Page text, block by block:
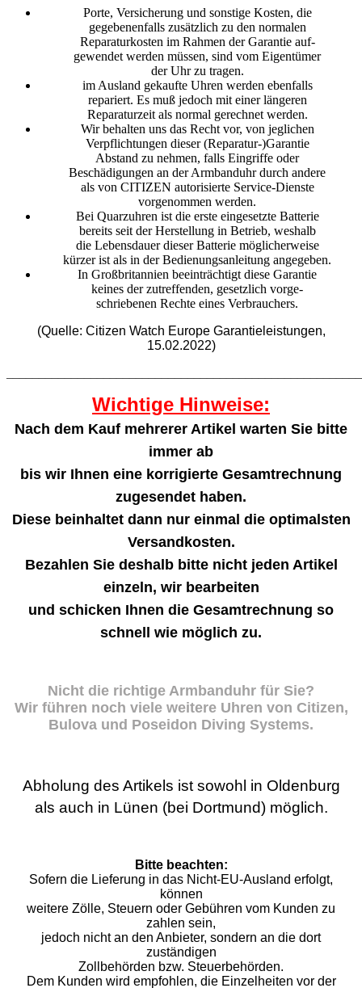
Porte, Versicherung und sonstige Kosten, die
gegebenenfalls zusätzlich zu den normalen
Reparaturkosten im Rahmen der Garantie auf-
gewendet werden müssen, sind vom Eigentümer
der Uhr zu tragen.
im Ausland gekaufte Uhren werden ebenfalls
repariert. Es muß jedoch mit einer längeren
Reparaturzeit als normal gerechnet werden.
Wir behalten uns das Recht vor, von jeglichen
Verpflichtungen dieser (Reparatur-)Garantie
Abstand zu nehmen, falls Eingriffe oder
Beschädigungen an der Armbanduhr durch andere
als von CITIZEN autorisierte Service-Dienste
vorgenommen werden.
Bei Quarzuhren ist die erste eingesetzte Batterie
bereits seit der Herstellung in Betrieb, weshalb
die Lebensdauer dieser Batterie möglicherweise
kürzer ist als in der Bedienungsanleitung angegeben.
In Großbritannien beeinträchtigt diese Garantie
keines der zutreffenden, gesetzlich vorge-
schriebenen Rechte eines Verbrauchers.
(Quelle: Citizen Watch Europe Garantieleistungen,
15.02.2022)
Wichtige Hinweise:
Nach dem Kauf mehrerer Artikel warten Sie bitte
immer ab
bis wir Ihnen eine korrigierte Gesamtrechnung
zugesendet haben.
Diese beinhaltet dann nur einmal die optimalsten
Versandkosten.
Bezahlen Sie deshalb bitte nicht jeden Artikel
einzeln, wir bearbeiten
und schicken Ihnen die Gesamtrechnung so
schnell wie möglich zu.
Nicht die richtige Armbanduhr für Sie?
Wir führen noch viele weitere Uhren von Citizen,
Bulova und Poseidon Diving Systems.
Abholung des Artikels ist sowohl in Oldenburg
als auch in Lünen (bei Dortmund) möglich.
Bitte beachten:
Sofern die Lieferung in das Nicht-EU-Ausland erfolgt,
können
weitere Zölle, Steuern oder Gebühren vom Kunden zu
zahlen sein,
jedoch nicht an den Anbieter, sondern an die dort
zuständigen
Zollbehörden bzw. Steuerbehörden.
Dem Kunden wird empfohlen, die Einzelheiten vor der